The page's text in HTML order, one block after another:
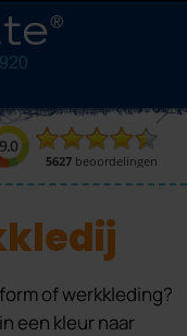
of werkkleding?
een kleur naar